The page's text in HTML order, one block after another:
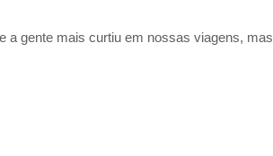
a gente mais curtiu em nossas viagens, mas